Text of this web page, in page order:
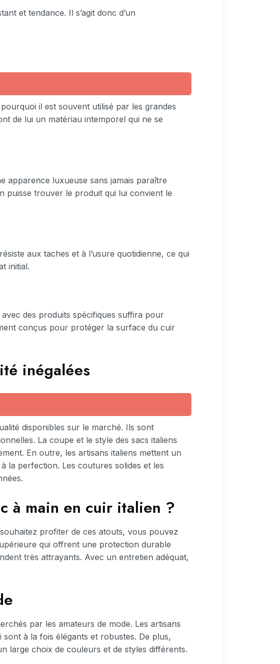
et tendance. Il s’agit donc d’un
il est souvent utilisé par les grandes
de lui un matériau intemporel qui ne se
apparence luxueuse sans jamais paraître
puisse trouver le produit qui lui convient le
aux taches et à l’usure quotidienne, ce qui
initial.
des produits spécifiques suffira pour
conçus pour protéger la surface du cuir
inégalées
disponibles sur le marché. Ils sont
La coupe et le style des sacs italiens
En outre, les artisans italiens mettent un
la perfection. Les coutures solides et les
à main en cuir italien ?
profiter de ces atouts, vous pouvez
qui offrent une protection durable
très attrayants. Avec un entretien adéquat,
par les amateurs de mode. Les artisans
à la fois élégants et robustes. De plus,
large choix de couleurs et de styles différents.